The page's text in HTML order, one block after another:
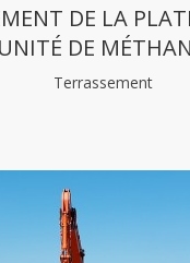
DE LA
DE
Terrassement